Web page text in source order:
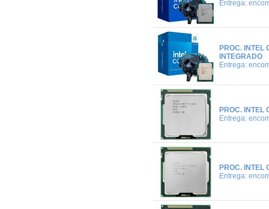
Entrega:
PROC. INTEL
INTEGRADO
Entrega:
PROC. INTEL
Entrega:
PROC. INTEL
Entrega: